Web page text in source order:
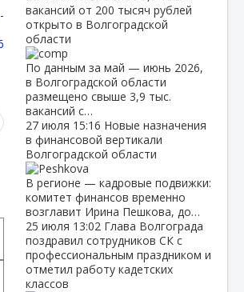
вакансий от 200 тысяч рублей
открыто в Волгоградской
области
По данным за май — июнь 2026,
в Волгоградской области
размещено свыше 3,9 тыс.
вакансий с…
27 июля 15:16 Новые назначения
в финансовой вертикали
Волгоградской области
В регионе — кадровые подвижки:
комитет финансов временно
возглавит Ирина Пешкова, до…
25 июля 13:02 Глава Волгограда
поздравил сотрудников СК с
профессиональным праздником и
отметил работу кадетских
классов